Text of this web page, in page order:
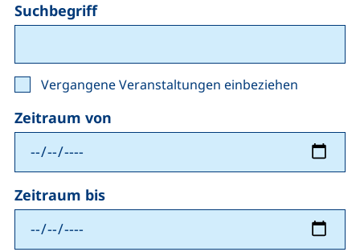
Suchbegriff
Zeitraum
Vergangene Veranstaltungen einbeziehen
Zeitraum von
Zeitraum bis